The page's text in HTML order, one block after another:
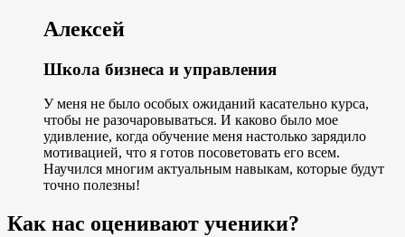
Алексей
Школа бизнеса и управления
У меня не было особых ожиданий касательно курса,
чтобы не разочаровываться. И каково было мое
удивление, когда обучение меня настолько зарядило
мотивацией, что я готов посоветовать его всем.
Научился многим актуальным навыкам, которые будут
точно полезны!
Как нас оценивают ученики?